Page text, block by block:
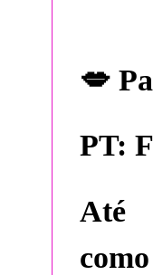
💋
PT:
Até